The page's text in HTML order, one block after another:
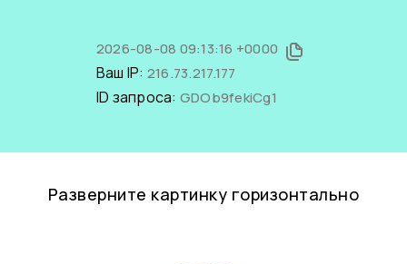
2026-08-08 09:13:16 +0000
Ваш IP: 216.73.217.177
ID запроса: GDOb9fekiCg1
Разверните картинку горизонтально